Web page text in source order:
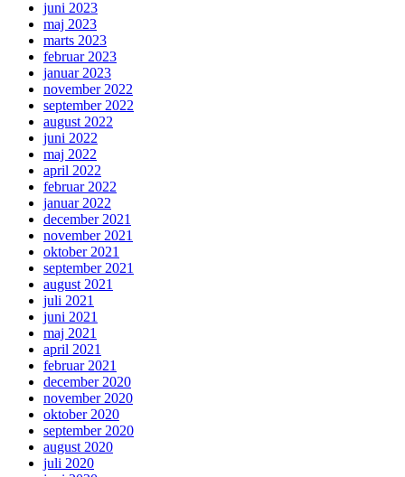
juni 2023
maj 2023
marts 2023
februar 2023
januar 2023
november 2022
september 2022
august 2022
juni 2022
maj 2022
april 2022
februar 2022
januar 2022
december 2021
november 2021
oktober 2021
september 2021
august 2021
juli 2021
juni 2021
maj 2021
april 2021
februar 2021
december 2020
november 2020
oktober 2020
september 2020
august 2020
juli 2020